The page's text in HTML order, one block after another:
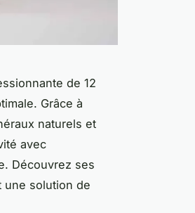
de 12
Grâce à
naturels et
avec
Découvrez ses
une solution de